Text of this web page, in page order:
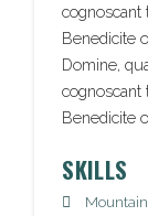
cognoscant
Benedicite
Domine,
cognoscant
Benedicite
SKILLS
Mountain